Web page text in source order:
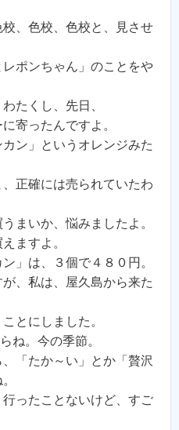
、色校、色校と、見させ
ポンちゃん」のことをや
たくし、先日、
寄ったんですよ。
ン」というオレンジみた
正確には売られていたわ
まいか、悩みましたよ。
ますよ。
」は、３個で４８０円。
、私は、屋久島から来た
とにしました。
ね。今の季節。
「たか～い」とか「贅沢
ったことないけど、すご